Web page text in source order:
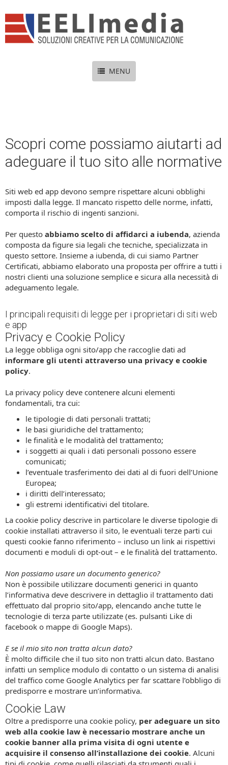
MENU
Scopri come possiamo aiutarti ad
adeguare il tuo sito alle normative
Siti web ed app devono sempre rispettare alcuni obblighi
imposti dalla legge. Il mancato rispetto delle norme, infatti,
comporta il rischio di ingenti sanzioni.
Per questo abbiamo scelto di affidarci a iubenda, azienda
composta da figure sia legali che tecniche, specializzata in
questo settore. Insieme a iubenda, di cui siamo Partner
Certificati, abbiamo elaborato una proposta per offrire a tutti i
nostri clienti una soluzione semplice e sicura alla necessità di
adeguamento legale.
I principali requisiti di legge per i proprietari di siti web
e app
Privacy e Cookie Policy
La legge obbliga ogni sito/app che raccoglie dati ad
informare gli utenti attraverso una privacy e cookie
policy.
La privacy policy deve contenere alcuni elementi
fondamentali, tra cui:
le tipologie di dati personali trattati;
le basi giuridiche del trattamento;
le finalità e le modalità del trattamento;
i soggetti ai quali i dati personali possono essere
comunicati;
l’eventuale trasferimento dei dati al di fuori dell’Unione
Europea;
i diritti dell’interessato;
gli estremi identificativi del titolare.
La cookie policy descrive in particolare le diverse tipologie di
cookie installati attraverso il sito, le eventuali terze parti cui
questi cookie fanno riferimento – incluso un link ai rispettivi
documenti e moduli di opt-out – e le finalità del trattamento.
Non possiamo usare un documento generico?
Non è possibile utilizzare documenti generici in quanto
l’informativa deve descrivere in dettaglio il trattamento dati
effettuato dal proprio sito/app, elencando anche tutte le
tecnologie di terza parte utilizzate (es. pulsanti Like di
facebook o mappe di Google Maps).
E se il mio sito non tratta alcun dato?
È molto difficile che il tuo sito non tratti alcun dato. Bastano
infatti un semplice modulo di contatto o un sistema di analisi
del traffico come Google Analytics per far scattare l’obbligo di
predisporre e mostrare un’informativa.
Cookie Law
Oltre a predisporre una cookie policy, per adeguare un sito
web alla cookie law è necessario mostrare anche un
cookie banner alla prima visita di ogni utente e
acquisire il consenso all’installazione dei cookie. Alcuni